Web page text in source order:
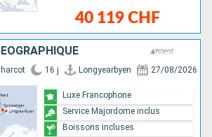
40 119 CHF
16 j Longyearbyen 27/08/2026
Luxe Francophone
Service Majordome inclus
Boissons incluses